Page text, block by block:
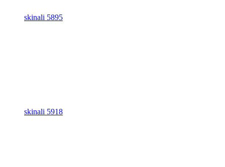
skinali 5895
skinali 5918